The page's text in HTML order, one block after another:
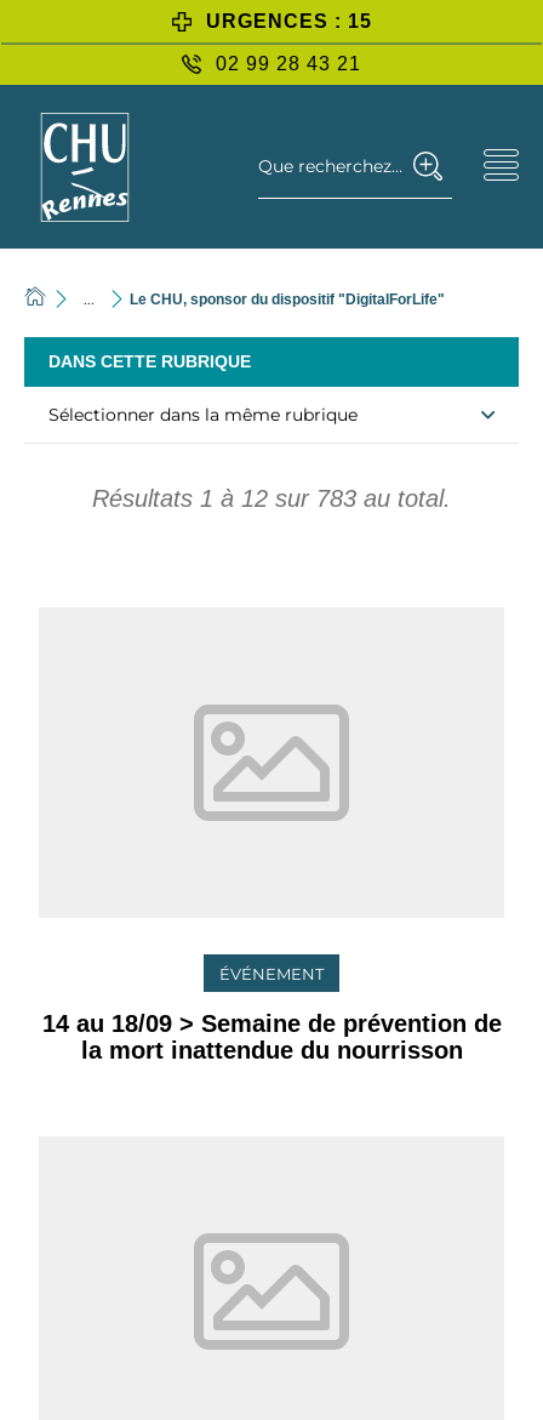
URGENCES : 15
02 99 28 43 21
Que recherchez-vous ?
... Le CHU, sponsor du dispositif "DigitalForLife"
DANS CETTE RUBRIQUE
Sélectionner dans la même rubrique
Résultats 1 à 12 sur 783 au total.
ÉVÉNEMENT
14 au 18/09 > Semaine de prévention de
la mort inattendue du nourrisson